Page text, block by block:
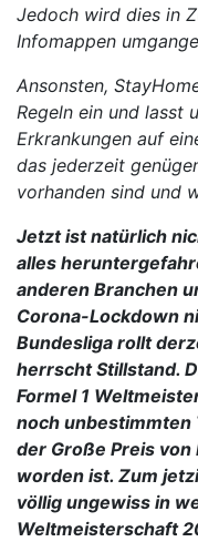
Jedoch wird dies in
Infomappen
Ansonsten,
Regeln ein und lasst
Erkrankungen auf
das jederzeit
vorhanden sind und
Jetzt ist natürlich
alles
anderen Branchen
Corona-Lockdown
Bundesliga rollt
herrscht Stillstand.
Formel 1
noch unbestimmten
der Große Preis
worden ist. Zum
völlig ungewiss in
Weltmeisterschaft